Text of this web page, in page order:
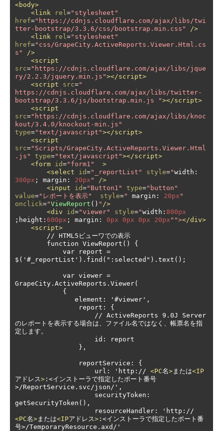
<body>
<link
rel ="stylesheet"
href="https://cdnjs.cloudflare.com/ajax/libs/twi
tter-bootstrap/3.3.6/css/bootstrap.min.css"
/>
<link
rel ="stylesheet"
href="css/GrapeCity.ActiveReports.Viewer.Html.cs
s"
/>
<script
src="https://cdnjs.cloudflare.com/ajax/libs/jque
ry/2.2.3/jquery.min.js"></script>
<script
src="
https://cdnjs.cloudflare.com/ajax/libs/twitter-
bootstrap/3.3.6/js/bootstrap.min.js "></script>
<script
src="https://cdnjs.cloudflare.com/ajax/libs/knoc
kout/3.4.0/knockout-min.js"
type="text/javascript"></script>
<script
src="Scripts/GrapeCity.ActiveReports.Viewer.Html
.js"
type="text/javascript"></script>
<form id="form1"
>
<select
id="_reportList" style="width :
300px ; margin : 20px "
/>
<input
id="Button1" type="button"
value="レポートを表示" style=" margin : 20px "
onclick="ViewReport () " />
<div
id="viewer" style="width : 800px
; height : 600px ; margin : 0px 0px 0px 20px ""></div>
<script>
$('#_reportList').find(":selected").text();
GrapeCity.ActiveReports.Viewer(
のレポートを表示する場合は、ファイル名ではなく、帳票名を指
定します。
                    url: 'http://
<PC名> または<IP
アドレス> :<インストーラで指定したポート番号
>/ReportService.svc/json/',
getSecurityToken(),
<PC名> または<IPアドレス> :<インストーラで指定したポート番
号>/TemporaryResource.axd/'